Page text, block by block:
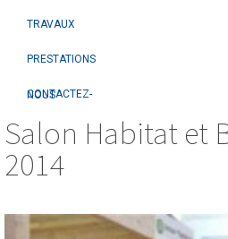
TRAVAUX
PRESTATIONS
CONTACTEZ-NOUS
Salon Habitat et
2014